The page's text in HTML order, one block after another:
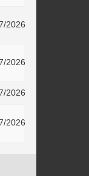
2026
2026
2026
2026